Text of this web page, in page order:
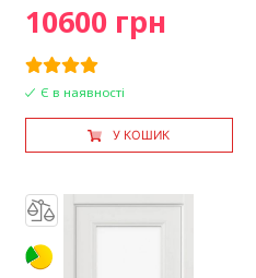
10600 грн
Є в наявності
У КОШИК